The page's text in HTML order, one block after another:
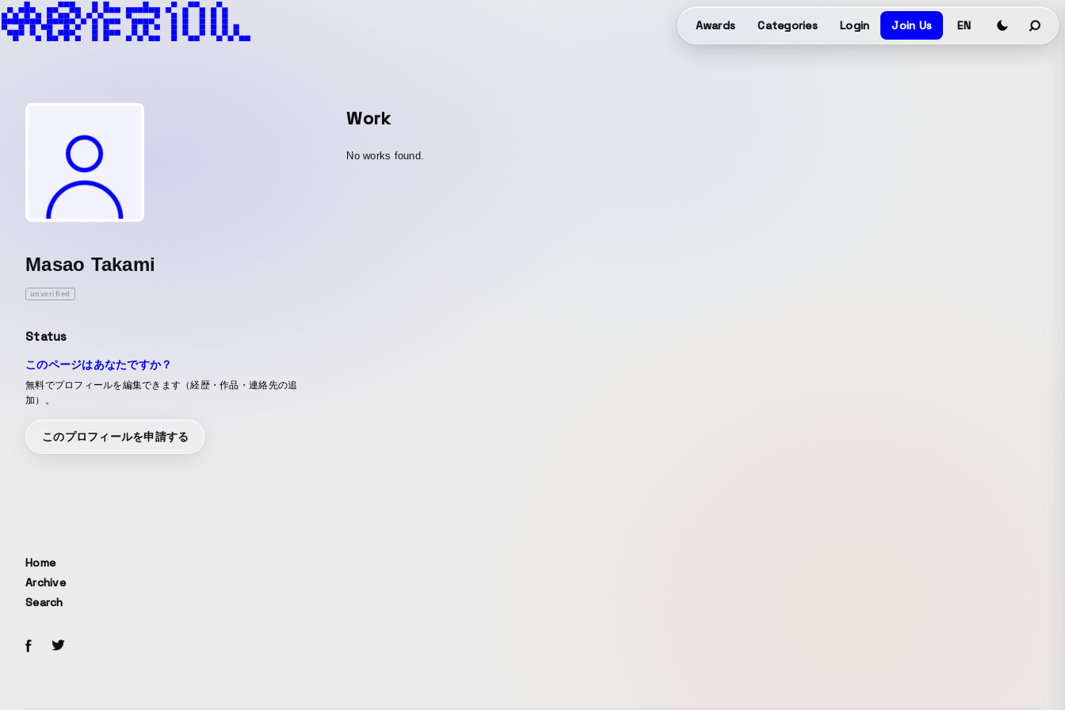
Awards Categories Login Join Us EN
Masao Takami
unverified
Status
このページはあなたですか？
無料でプロフィールを編集できます（経歴・作品・連絡先の追
加）。
このプロフィールを申請する
Work
No works found.
Home
Archive
Search